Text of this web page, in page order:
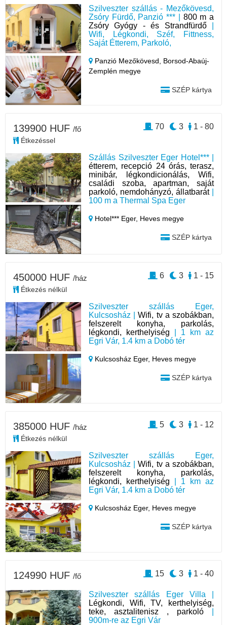
Szilveszter szállás - Mezőkövesd,
Zsóry Fürdő, Panzió *** | 800 m a
Zsóry Gyógy - és Strandfürdő|
Wifi, Légkondi, Széf, Fittness,
Saját Étterem, Parkoló,
Panzió Mezőkövesd, Borsod-Abaúj-
Zemplén megye
SZÉP kártya
Szállás Szilveszter Eger Hotel*** |
étterem, recepció 24 órás, terasz,
minibár, légkondicionálás, Wifi,
családi szoba, apartman, saját
parkoló, nemdohányzó, állatbarát|
100 m a Thermal Spa Eger
Hotel*** Eger, Heves megye
SZÉP kártya
139900 HUF /fő
Étkezéssel
1 - 80
3
70
Szilveszter szállás Eger,
Kulcsosház |Wifi, tv a szobákban,
felszerelt konyha, parkolás,
légkondi, kerthelyiség | 1 km az
Egri Vár, 1.4 km a Dobó tér
Kulcsosház Eger, Heves megye
SZÉP kártya
450000 HUF /ház
Étkezés nélkül
1 - 15
3
6
Szilveszter szállás Eger,
Kulcsosház |Wifi, tv a szobákban,
felszerelt konyha, parkolás,
légkondi, kerthelyiség | 1 km az
Egri Vár, 1.4 km a Dobó tér
Kulcsosház Eger, Heves megye
SZÉP kártya
385000 HUF /ház
Étkezés nélkül
1 - 12
3
5
Szilveszter szállás Eger Villa |
Légkondi, Wifi, TV, kerthelyiség,
teke, asztalitenisz , parkoló
900m-re az Egri Vár
124990 HUF /fő 1 - 40
3
15